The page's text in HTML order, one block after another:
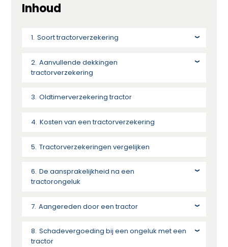
Inhoud
Soort tractorverzekering
Aanvullende dekkingen
tractorverzekering
Oldtimerverzekering tractor
Kosten van een tractorverzekering
Tractorverzekeringen vergelijken
De aansprakelijkheid na een
tractorongeluk
Aangereden door een tractor
Schadevergoeding bij een ongeluk met een
tractor